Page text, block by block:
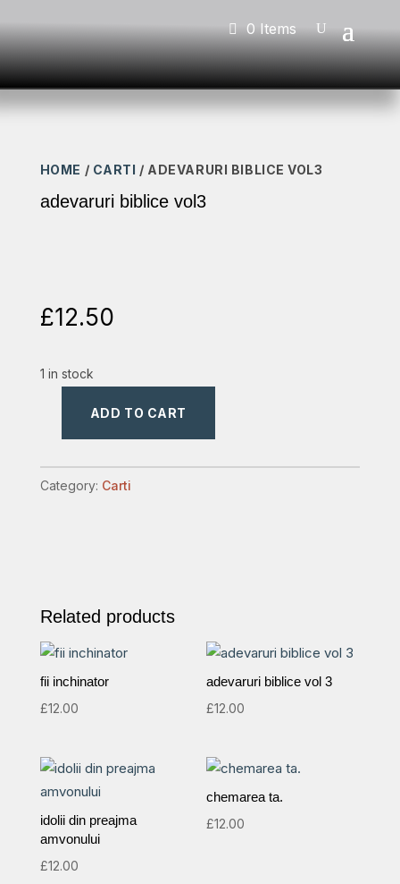
0 Items
HOME / CARTI / ADEVARURI BIBLICE VOL3
adevaruri biblice vol3
£12.50
1 in stock
vol3
quantity
ADD TO CART
Category: Carti
Related products
fii inchinator
£12.00
adevaruri biblice vol 3
£12.00
idolii din preajma
amvonului
£12.00
chemarea ta.
£12.00